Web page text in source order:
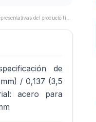
de
/ 0,137 (3,5
acero para